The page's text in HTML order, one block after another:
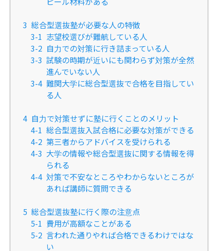
3 総合型選抜塾が必要な人の特徴
3-1 志望校選びが難航している人
3-2 自力での対策に行き詰まっている人
3-3 試験の時期が近いにも関わらず対策が全然
進んでいない人
3-4 難関大学に総合型選抜で合格を目指してい
る人
4 自力で対策せずに塾に行くことのメリット
4-1 総合型選抜入試合格に必要な対策ができる
4-2 第三者からアドバイスを受けられる
4-3 大学の情報や総合型選抜に関する情報を得
られる
4-4 対策で不安なところやわからないところが
あれば講師に質問できる
5 総合型選抜塾に行く際の注意点
5-1 費用が高額なことがある
5-2 言われた通りやれば合格できるわけではな
い